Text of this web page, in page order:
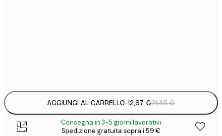
AGGIUNGI AL CARRELLO-12,87 €21,45 €
Consegna in 3-5 giorni lavorativi
Spedizione gratuita sopra i 59 €